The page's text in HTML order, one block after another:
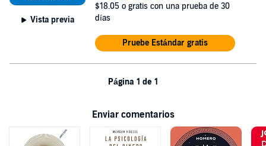
Vista previa
$18.05 o gratis con una prueba de 30
días
Pruebe Estándar gratis
Página 1 de 1
Enviar comentarios